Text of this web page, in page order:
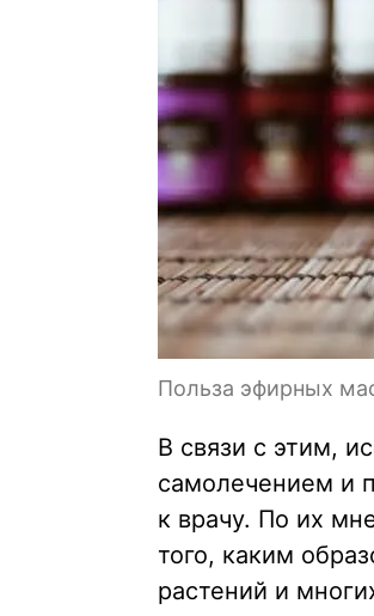
Польза эфирных
В связи с этим,
самолечением и
к врачу. По их
того, каким
растений и